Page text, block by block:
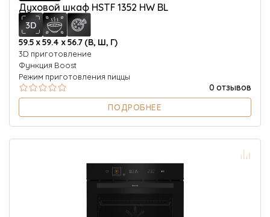
Духовой шкаф HSTF 1352 HW BL
59.5 х 59.4 х 56.7 (В, Ш, Г)
3D приготовление
Функция Boost
Режим приготовления пиццы
0 отзывов
ПОДРОБНЕЕ